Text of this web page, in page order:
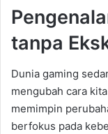
tanpa
Dunia gaming
mengubah cara
memimpin
berfokus pada